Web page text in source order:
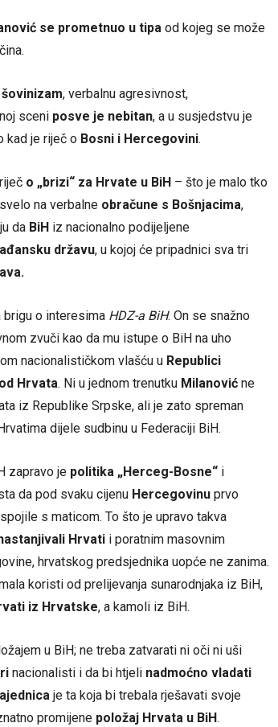
se prometnuo u tipa od kojeg se može
, verbalnu agresivnost,
sceni posve je nebitan, a u susjedstvu je
kad je riječ o Bosni i Hercegovini.
o „brizi“ za Hrvate u BiH – što je malo tko
na verbalne obračune s Bošnjacima,
da BiH iz nacionalno podijeljene
državu, u kojoj će pripadnici sva tri
brigu o interesima HDZ-a BiH. On se snažno
zvuči kao da mu istupe o BiH na uho
nacionalističkom vlašću u Republici
Hrvata. Ni u jednom trenutku Milanović ne
iz Republike Srpske, ali je zato spreman
dijele sudbinu u Federaciji BiH.
zapravo je politika „Herceg-Bosne“ i
da pod svaku cijenu Hercegovinu prvo
s maticom. To što je upravo takva
Hrvati i poratnim masovnim
hrvatskog predsjednika uopće ne zanima.
koristi od prelijevanja sunarodnjaka iz BiH,
iz Hrvatske, a kamoli iz BiH.
u BiH; ne treba zatvarati ni oči ni uši
nacionalisti i da bi htjeli nadmoćno vladati
je ta koja bi trebala rješavati svoje
promijene položaj Hrvata u BiH.